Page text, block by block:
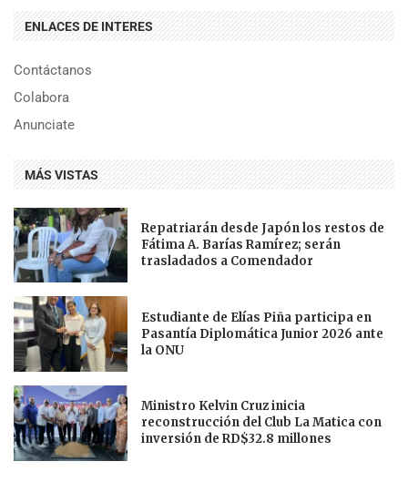
ENLACES DE INTERES
Contáctanos
Colabora
Anunciate
MÁS VISTAS
Repatriarán desde Japón los restos de
Fátima A. Barías Ramírez; serán
trasladados a Comendador
Estudiante de Elías Piña participa en
Pasantía Diplomática Junior 2026 ante
la ONU
Ministro Kelvin Cruz inicia
reconstrucción del Club La Matica con
inversión de RD$32.8 millones